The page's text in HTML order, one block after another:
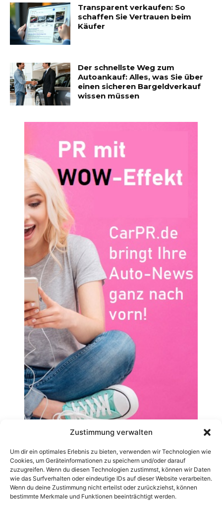
Zustimmung verwalten
Um dir ein optimales Erlebnis zu bieten, verwenden wir Technologien wie
Cookies, um Geräteinformationen zu speichern und/oder darauf
zuzugreifen. Wenn du diesen Technologien zustimmst, können wir Daten
wie das Surfverhalten oder eindeutige IDs auf dieser Website verarbeiten.
Wenn du deine Zustimmung nicht erteilst oder zurückziehst, können
bestimmte Merkmale und Funktionen beeinträchtigt werden.
Transparent verkaufen: So
schaffen Sie Vertrauen beim
Käufer
Der schnellste Weg zum
Autoankauf: Alles, was Sie über
einen sicheren Bargeldverkauf
wissen müssen